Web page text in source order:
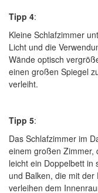
Tipp 4:
Kleine Schlafzimmer
Licht und die
Wände optisch
einen großen Spiegel
verleiht.
Tipp 5:
Das Schlafzimmer im
einem großen Zimmer,
leicht ein Doppelbett in
und Balken, die mit
verleihen dem